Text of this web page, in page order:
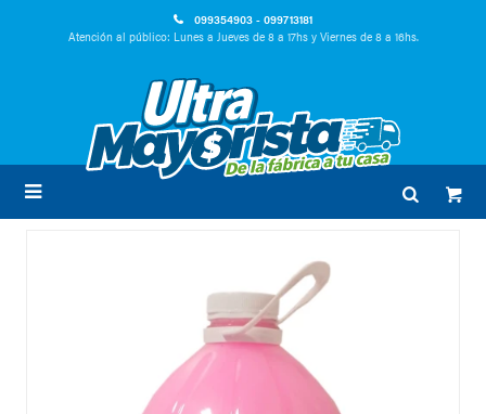
099354903 - 099713181
Atención al público: Lunes a Jueves de 8 a 17hs y Viernes de 8 a 16hs.
